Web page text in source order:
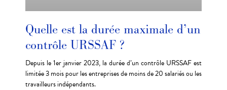
Quelle est la durée maximale d’un
contrôle URSSAF ?
Depuis le 1er janvier 2023, la durée d’un contrôle URSSAF est
limitée 3 mois pour les entreprises de moins de 20 salariés ou les
travailleurs indépendants.